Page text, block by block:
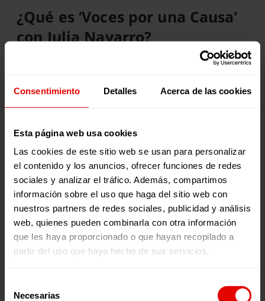
Consentimiento Detalles Acerca de las cookies
Esta página web usa cookies
Las cookies de este sitio web se usan para personalizar
el contenido y los anuncios, ofrecer funciones de redes
sociales y analizar el tráfico. Además, compartimos
información sobre el uso que haga del sitio web con
nuestros partners de redes sociales, publicidad y análisis
web, quienes pueden combinarla con otra información
que les haya proporcionado o que hayan recopilado a
partir del uso que haya hecho de sus servicios.
Necesarias
¿Qué es ‘Voces por una Causa’
con Julia Navarro?
, el podcast
testimonios en primera persona. Una herramienta clave
para abrir una ventana al exterior y reflexionar sobre
episiodios se emiten todos los jueves en nuestro canal de
Youtubey en
Amazon Music.